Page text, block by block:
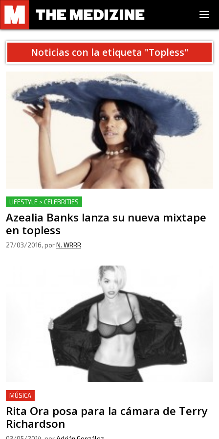
Noticias con la etiqueta "Topless"
LIFESTYLE > CELEBRITIES
Azealia Banks lanza su nueva mixtape
en topless
27/03/2016, porN. WRRR
MÚSICA
Rita Ora posa para la cámara de Terry
Richardson